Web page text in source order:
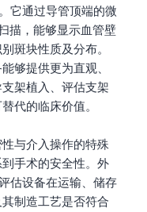
它通过导管顶端的微
描，能够显示血管壁
斑块性质及分布。
够提供更为直观、
架植入、评估支架
代的临床价值。
与介入操作的特殊
手术的安全性。外
估设备在运输、储存
制造工艺是否符合